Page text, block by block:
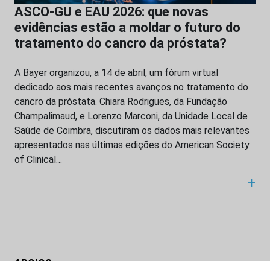
ASCO-GU e EAU 2026: que novas
evidências estão a moldar o futuro do
tratamento do cancro da próstata?
A Bayer organizou, a 14 de abril, um fórum virtual
dedicado aos mais recentes avanços no tratamento do
cancro da próstata. Chiara Rodrigues, da Fundação
Champalimaud, e Lorenzo Marconi, da Unidade Local de
Saúde de Coimbra, discutiram os dados mais relevantes
apresentados nas últimas edições do American Society
of Clinical…
+